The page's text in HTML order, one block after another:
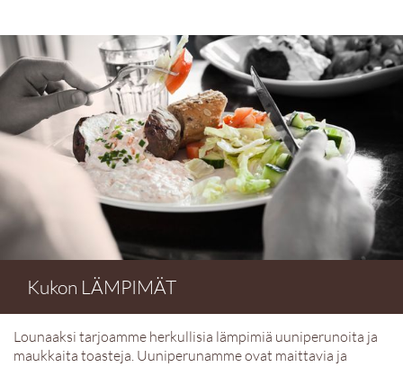
Kukon LÄMPIMÄT
Lounaaksi tarjoamme herkullisia lämpimiä uuniperunoita ja
maukkaita toasteja. Uuniperunamme ovat maittavia ja